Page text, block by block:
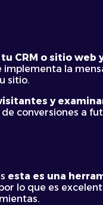
CRM o sitio web
implementa la
sitio.
y
conversiones a
esta es una
lo que es